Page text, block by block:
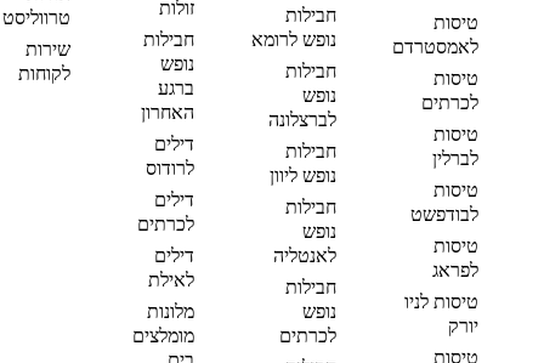
טיסות
לאמסטרדם
טיסות
לכרתים
טיסות
לברלין
טיסות
לבודפשט
טיסות
לפראג
טיסות לניו
יורק
טיסות
חבילות
נופש לרומא
חבילות
נופש
לברצלונה
חבילות
נופש ליוון
חבילות
נופש
לאנטליה
חבילות
נופש
לכרתים
זולות
חבילות
נופש
ברגע
האחרון
דילים
לרודוס
דילים
לכרתים
דילים
לאילת
מלונות
מומלצים
טרווליסט
שירות
לקוחות